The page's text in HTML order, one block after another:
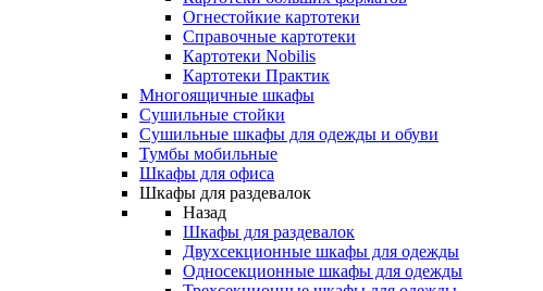
Огнестойкие картотеки
Справочные картотеки
Картотеки Nobilis
Картотеки Практик
Многоящичные шкафы
Сушильные стойки
Сушильные шкафы для одежды и обуви
Тумбы мобильные
Шкафы для офиса
Шкафы для раздевалок
Назад
Шкафы для раздевалок
Двухсекционные шкафы для одежды
Односекционные шкафы для одежды